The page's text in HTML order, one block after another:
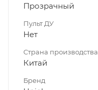
Прозрачный
Пульт ДУ
Нет
Страна производства
Китай
Бренд